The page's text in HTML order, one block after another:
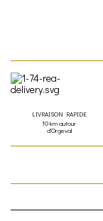
LIVRAISON RAPIDE
10 km autour
d'Orgeval